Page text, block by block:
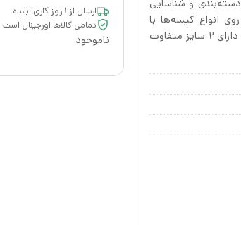
و شناسایی
انواع کیسه‌ها با
اندازه‌های مختلف استفاده کرد. بسته ۲۶ عددی دارای ۲ سایز متفاوت
ارسال از ۱ روز کاری آینده
تمامی کالاها اورجینال است
ناموجود